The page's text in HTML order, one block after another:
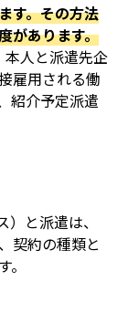
す。その方法
があります。
本人と派遣先企
雇用される働
紹介予定派遣
と派遣は、
契約の種類と